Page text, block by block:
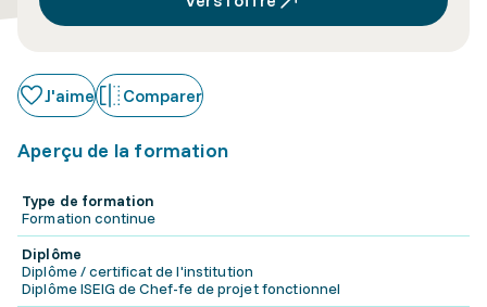
J'aime Comparer
Aperçu de la formation
Type de formation
Formation continue
Diplôme
Diplôme / certificat de l'institution
Diplôme ISEIG de Chef-fe de projet fonctionnel